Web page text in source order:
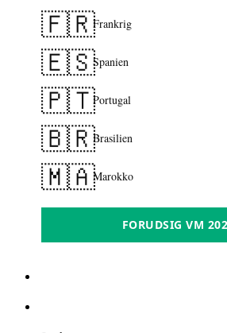
🇫🇷Frankrig
🇪🇸Spanien
🇵🇹Portugal
🇧🇷Brasilien
🇲🇦Marokko
FORUDSIG VM